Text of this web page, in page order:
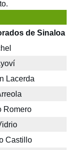
de Sinaloa
Lacerda
Romero
Castillo